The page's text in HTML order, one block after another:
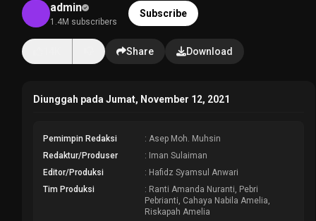
admin
1.4M subscribers
Subscribe
Share Download
Diunggah pada Jumat, November 12, 2021
Pemimpin Redaksi
: Asep Moh. Muhsin
Redaktur/Produser
: Iman Sulaiman
Editor/Produksi
: Hafidz Syamsul Anwari
Tim Produksi
: Ranti Amanda Nuranti, Pebri
Pebrianti, Cahaya Nabila Amelia,
Riskapah Amelia